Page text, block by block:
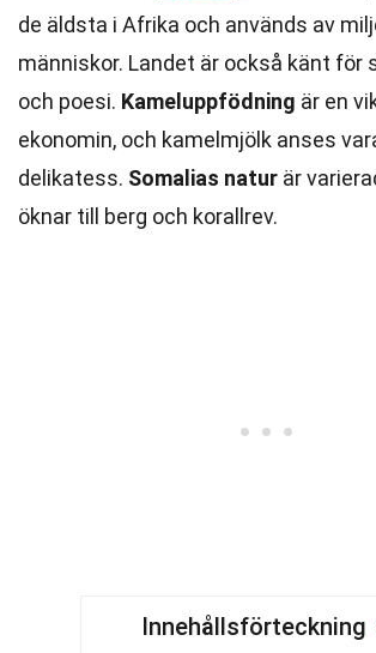
de äldsta i Afrika och används av
människor. Landet är också känt för
och poesi. Kameluppfödning är en
ekonomin, och kamelmjölk anses
delikatess. Somalias natur är
öknar till berg och korallrev.
Innehållsförteckning